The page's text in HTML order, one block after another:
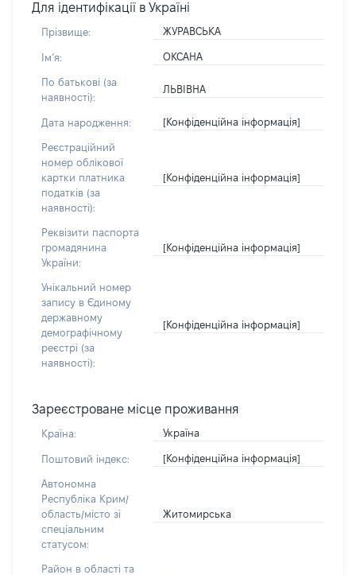
Для ідентифікації в Україні
Прізвище: ЖУРАВСЬКА
Імʼя: ОКСАНА
По батькові (за
наявності):
ЛЬВІВНА
Дата народження: [Конфіденційна інформація]
Реєстраційний
номер облікової
картки платника
податків (за
наявності):
[Конфіденційна інформація]
Реквізити паспорта
громадянина
України:
[Конфіденційна інформація]
Унікальний номер
запису в Єдиному
державному
демографічному
реєстрі (за
наявності):
[Конфіденційна інформація]
Зареєстроване місце проживання
Країна: Україна
Поштовий індекс: [Конфіденційна інформація]
Автономна
Республіка Крим/
область/місто зі
спеціальним
статусом:
Житомирська
Район в області та